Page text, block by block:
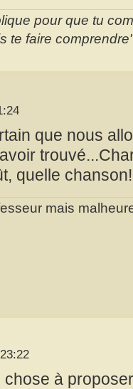
pour que tu
te faire
que nous
quelle
mais
à